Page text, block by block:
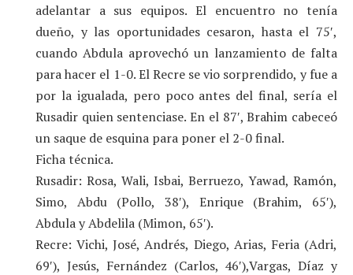
adelantar a sus equipos. El encuentro no tenía
dueño, y las oportunidades cesaron, hasta el 75′,
cuando Abdula aprovechó un lanzamiento de falta
para hacer el 1-0. El Recre se vio sorprendido, y fue a
por la igualada, pero poco antes del final, sería el
Rusadir quien sentenciase. En el 87′, Brahim cabeceó
un saque de esquina para poner el 2-0 final.
Ficha técnica.
Rusadir: Rosa, Wali, Isbai, Berruezo, Yawad, Ramón,
Simo, Abdu (Pollo, 38′), Enrique (Brahim, 65′),
Abdula y Abdelila (Mimon, 65′).
Recre: Vichi, José, Andrés, Diego, Arias, Feria (Adri,
69′), Jesús, Fernández (Carlos, 46′),Vargas, Díaz y